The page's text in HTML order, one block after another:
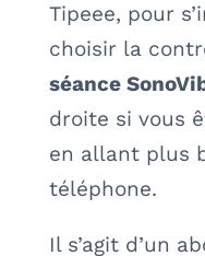
Tipeee, pour
choisir la
séance
droite si vous
en allant plus
téléphone.
Il s’agit d’un